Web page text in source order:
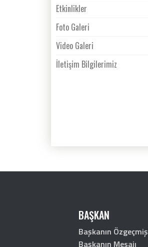
Etkinlikler
Foto Galeri
Video Galeri
İletişim Bilgilerimiz
BAŞKAN
Başkanın
Başkanın Mesajı